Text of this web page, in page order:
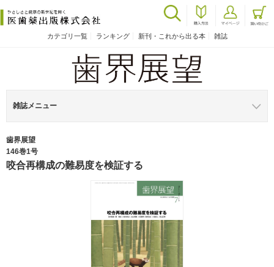
カテゴリ一覧 ランキング 新刊・これから出る本 雑誌
雑誌メニュー
歯界展望
146巻1号
咬合再構成の難易度を検証する